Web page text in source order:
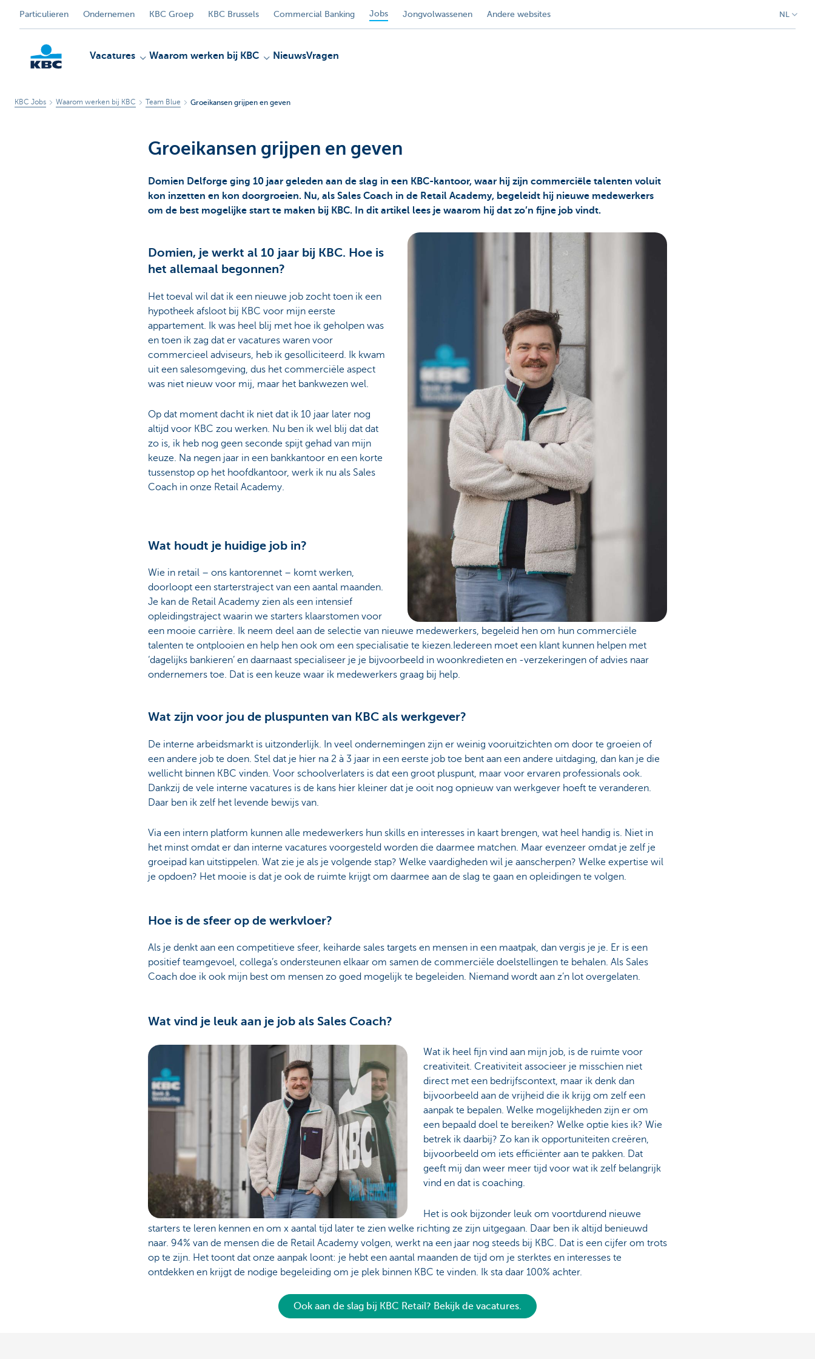
Particulieren Ondernemen KBC Groep KBC Brussels Commercial Banking Jobs Jongvolwassenen Andere websites NL
Vacatures Waarom werken bij KBC NieuwsVragen
KBC Jobs Waarom werken bij KBC Team Blue Groeikansen grijpen en geven
Groeikansen grijpen en geven
Domien Delforge ging 10 jaar geleden aan de slag in een KBC-kantoor, waar hij zijn commerciële talenten voluit
kon inzetten en kon doorgroeien. Nu, als Sales Coach in de Retail Academy, begeleidt hij nieuwe medewerkers
om de best mogelijke start te maken bij KBC. In dit artikel lees je waarom hij dat zo’n fijne job vindt.
Domien, je werkt al 10 jaar bij KBC. Hoe is
het allemaal begonnen?
Het toeval wil dat ik een nieuwe job zocht toen ik een
hypotheek afsloot bij KBC voor mijn eerste
appartement. Ik was heel blij met hoe ik geholpen was
en toen ik zag dat er vacatures waren voor
commercieel adviseurs, heb ik gesolliciteerd. Ik kwam
uit een salesomgeving, dus het commerciële aspect
was niet nieuw voor mij, maar het bankwezen wel.
Op dat moment dacht ik niet dat ik 10 jaar later nog
altijd voor KBC zou werken. Nu ben ik wel blij dat dat
zo is, ik heb nog geen seconde spijt gehad van mijn
keuze. Na negen jaar in een bankkantoor en een korte
tussenstop op het hoofdkantoor, werk ik nu als Sales
Coach in onze Retail Academy.
Wat houdt je huidige job in?
Wie in retail – ons kantorennet – komt werken,
doorloopt een starterstraject van een aantal maanden.
Je kan de Retail Academy zien als een intensief
opleidingstraject waarin we starters klaarstomen voor
een mooie carrière. Ik neem deel aan de selectie van nieuwe medewerkers, begeleid hen om hun commerciële
talenten te ontplooien en help hen ook om een specialisatie te kiezen.Iedereen moet een klant kunnen helpen met
‘dagelijks bankieren’ en daarnaast specialiseer je je bijvoorbeeld in woonkredieten en -verzekeringen of advies naar
ondernemers toe. Dat is een keuze waar ik medewerkers graag bij help.
Wat zijn voor jou de pluspunten van KBC als werkgever?
De interne arbeidsmarkt is uitzonderlijk. In veel ondernemingen zijn er weinig vooruitzichten om door te groeien of
een andere job te doen. Stel dat je hier na 2 à 3 jaar in een eerste job toe bent aan een andere uitdaging, dan kan je die
wellicht binnen KBC vinden. Voor schoolverlaters is dat een groot pluspunt, maar voor ervaren professionals ook.
Dankzij de vele interne vacatures is de kans hier kleiner dat je ooit nog opnieuw van werkgever hoeft te veranderen.
Daar ben ik zelf het levende bewijs van.
Via een intern platform kunnen alle medewerkers hun skills en interesses in kaart brengen, wat heel handig is. Niet in
het minst omdat er dan interne vacatures voorgesteld worden die daarmee matchen. Maar evenzeer omdat je zelf je
groeipad kan uitstippelen. Wat zie je als je volgende stap? Welke vaardigheden wil je aanscherpen? Welke expertise wil
je opdoen? Het mooie is dat je ook de ruimte krijgt om daarmee aan de slag te gaan en opleidingen te volgen.
Hoe is de sfeer op de werkvloer?
Als je denkt aan een competitieve sfeer, keiharde sales targets en mensen in een maatpak, dan vergis je je. Er is een
positief teamgevoel, collega’s ondersteunen elkaar om samen de commerciële doelstellingen te behalen. Als Sales
Coach doe ik ook mijn best om mensen zo goed mogelijk te begeleiden. Niemand wordt aan z’n lot overgelaten.
Wat vind je leuk aan je job als Sales Coach?
Wat ik heel fijn vind aan mijn job, is de ruimte voor
creativiteit. Creativiteit associeer je misschien niet
direct met een bedrijfscontext, maar ik denk dan
bijvoorbeeld aan de vrijheid die ik krijg om zelf een
aanpak te bepalen. Welke mogelijkheden zijn er om
een bepaald doel te bereiken? Welke optie kies ik? Wie
betrek ik daarbij? Zo kan ik opportuniteiten creëren,
bijvoorbeeld om iets efficiënter aan te pakken. Dat
geeft mij dan weer meer tijd voor wat ik zelf belangrijk
vind en dat is coaching.
Het is ook bijzonder leuk om voortdurend nieuwe
starters te leren kennen en om x aantal tijd later te zien welke richting ze zijn uitgegaan. Daar ben ik altijd benieuwd
naar. 94% van de mensen die de Retail Academy volgen, werkt na een jaar nog steeds bij KBC. Dat is een cijfer om trots
op te zijn. Het toont dat onze aanpak loont: je hebt een aantal maanden de tijd om je sterktes en interesses te
ontdekken en krijgt de nodige begeleiding om je plek binnen KBC te vinden. Ik sta daar 100% achter.
Ook aan de slag bij KBC Retail? Bekijk de vacatures.